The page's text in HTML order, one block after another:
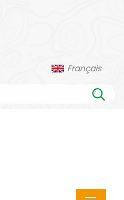
Français